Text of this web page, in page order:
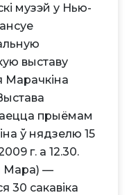
музэй у Нью-
выставу
Марачкіна
прыёмам
ў нядзелю 15
г. а 12.30.
Мара) —
30 сакавіка